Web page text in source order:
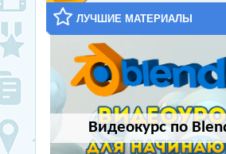
ЛУЧШИЕ МАТЕРИАЛЫ
Видеокурс по